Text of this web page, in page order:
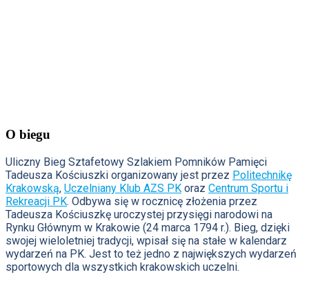
O biegu
Uliczny Bieg Sztafetowy Szlakiem Pomników Pamięci
Tadeusza Kościuszki organizowany jest przez Politechnikę
Krakowską, Uczelniany Klub AZS PK oraz Centrum Sportu i
Rekreacji PK. Odbywa się w rocznicę złożenia przez
Tadeusza Kościuszkę uroczystej przysięgi narodowi na
Rynku Głównym w Krakowie (24 marca 1794 r.). Bieg, dzięki
swojej wieloletniej tradycji, wpisał się na stałe w kalendarz
wydarzeń na PK. Jest to też jedno z największych wydarzeń
sportowych dla wszystkich krakowskich uczelni.